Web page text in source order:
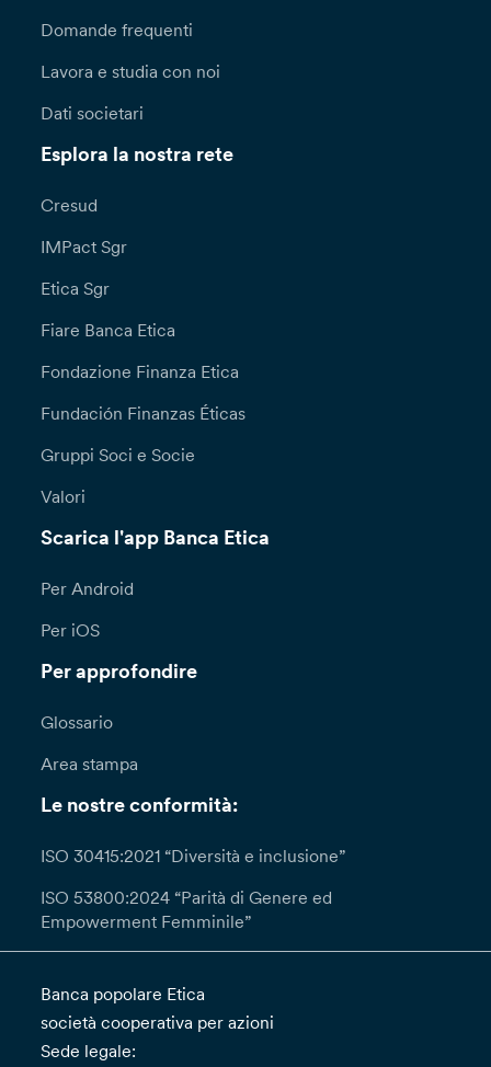
Domande frequenti
Lavora e studia con noi
Dati societari
Esplora la nostra rete
Cresud
IMPact Sgr
Etica Sgr
Fiare Banca Etica
Fondazione Finanza Etica
Fundación Finanzas Éticas
Gruppi Soci e Socie
Valori
Scarica l'app Banca Etica
Per Android
Per iOS
Per approfondire
Glossario
Area stampa
Le nostre conformità:
ISO 30415:2021 “Diversità e inclusione”
ISO 53800:2024 “Parità di Genere ed
Empowerment Femminile”
Banca popolare Etica
società cooperativa per azioni
Sede legale: